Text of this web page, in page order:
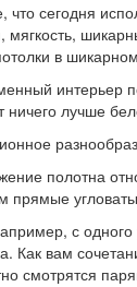
сегодня
мягкость,
в
интерьер
лучше
полотна
прямые
с
Как вам
смотрятся